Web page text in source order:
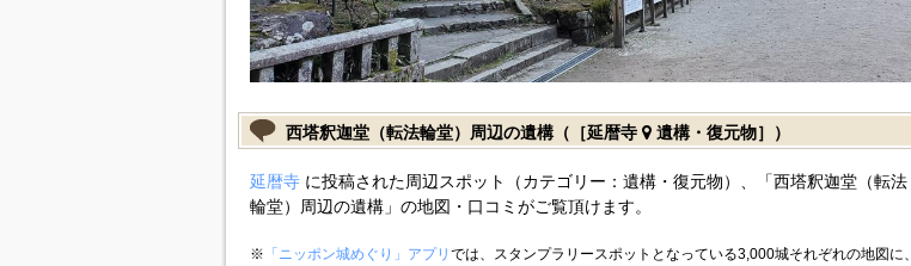
西塔釈迦堂（転法輪堂）周辺の遺構（［延暦寺 遺構・復元物］）
延暦寺に投稿された周辺スポット（カテゴリー：遺構・復元物）、「西塔釈迦堂（転法
輪堂）周辺の遺構」の地図・口コミがご覧頂けます。
※ 「ニッポン城めぐり」アプリ では、スタンプラリースポットとなっている3,000城それぞれの地図に、